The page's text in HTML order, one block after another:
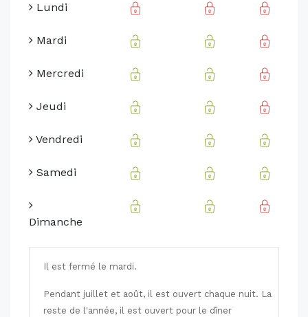
Lundi
Mardi
Mercredi
Jeudi
Vendredi
Samedi
Dimanche
Il est fermé le mardi.
Pendant juillet et août, il est ouvert chaque nuit. La
reste de l'année, il est ouvert pour le dîner